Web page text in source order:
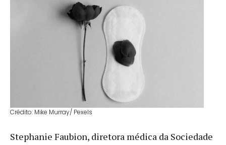
Crédito: Mike Murray/ Pexels
Stephanie Faubion, diretora médica da Sociedade